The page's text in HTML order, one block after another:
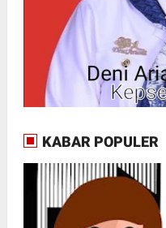
KABAR POPULER